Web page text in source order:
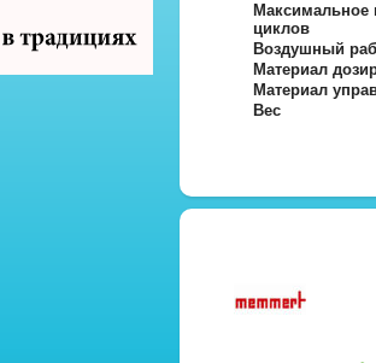
Максимальное
циклов
Воздушный
Материал
Материал
Вес